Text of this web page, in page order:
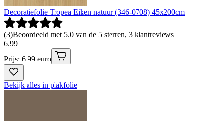
Decoratiefolie Tropea Eiken natuur (346-0708) 45x200cm
(3)Beoordeeld met 5.0 van de 5 sterren, 3 klantreviews
6.99
Prijs: 6.99 euro
Bekijk alles in plakfolie